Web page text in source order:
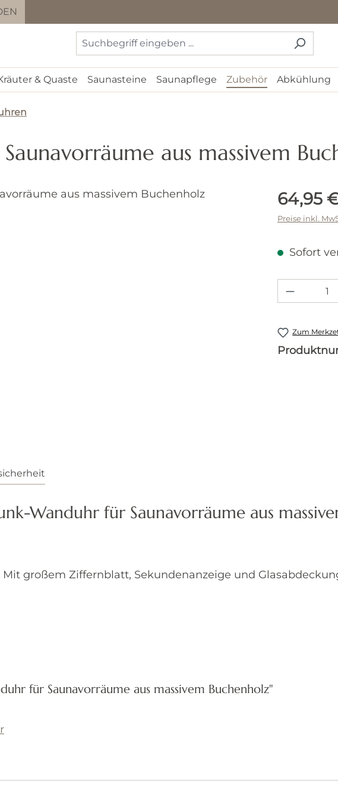
& Quaste Saunasteine Saunapflege Zubehör Abkühlung
aus massivem
Regulärer
64,95
Preise inkl.
Sofort
Zum
Wanduhr für Saunavorräume aus
großem Ziffernblatt, Sekundenanzeige und
für Saunavorräume aus massivem Buchenholz"